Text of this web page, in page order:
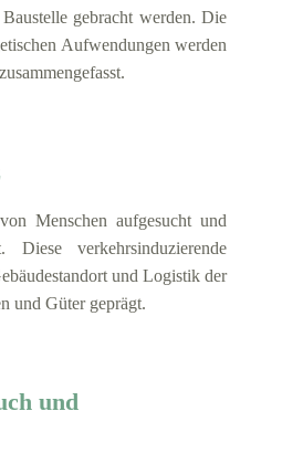
gebracht werden. Die
Aufwendungen werden
Menschen aufgesucht und
verkehrsinduzierende
und Logistik der
und Güter geprägt.
und